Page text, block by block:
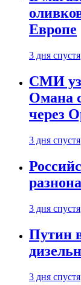
Европе
3 дня спустя
СМИ
Омана
через
3 дня спустя
3 дня спустя
Путин
3 дня спустя